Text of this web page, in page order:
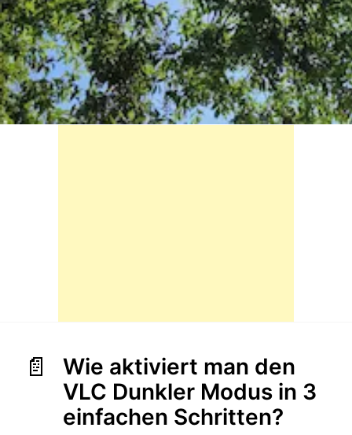
Wie aktiviert man den
VLC Dunkler Modus in 3
einfachen Schritten?